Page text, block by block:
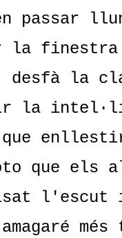
passar
la
desfà la
la
que els
l'escut
més